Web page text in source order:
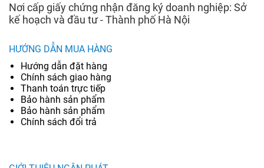
Nơi cấp giấy chứng nhận đăng ký doanh nghiệp: Sở
kế hoạch và đầu tư - Thành phố Hà Nội
HƯỚNG DẪN MUA HÀNG
Hướng dẫn đặt hàng
Chính sách giao hàng
Thanh toán trực tiếp
Bảo hành sản phẩm
Bảo hành sản phẩm
Chính sách đổi trả